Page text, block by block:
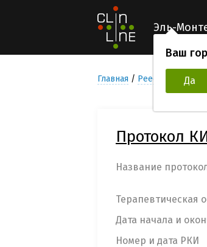
Эль-
Ваш
Да
Главная Реестр
Протокол
Название
Терапевтическая
Дата начала и
Номер и дата РКИ